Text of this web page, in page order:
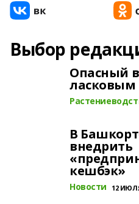
Выбор
Опасный
ласковым
В
внедрить
кешбэк»
Новости 12